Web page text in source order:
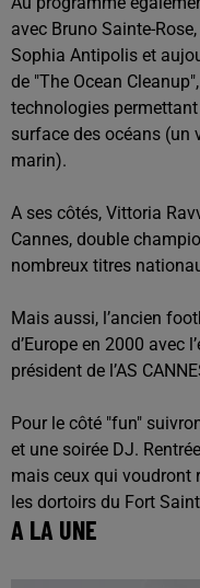
avec Bruno Sainte-
Sophia Antipolis et
de "The Ocean
technologies
surface des océans (un
marin).
A ses côtés, Vittoria
Cannes, double
nombreux titres
Mais aussi, l’ancien
d’Europe en 2000 avec
président de l’AS
Pour le côté "fun"
et une soirée DJ.
mais ceux qui voudront
les dortoirs du Fort
A LA UNE